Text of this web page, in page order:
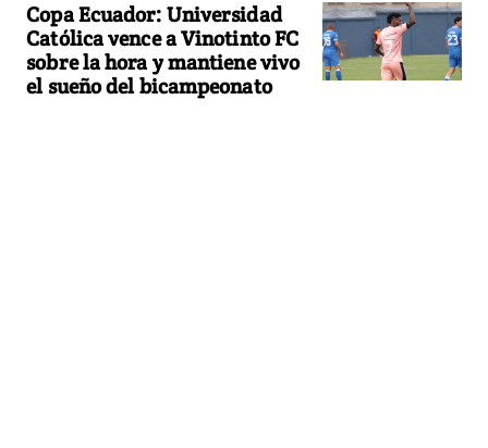
Copa Ecuador: Universidad
Católica vence a Vinotinto FC
sobre la hora y mantiene vivo
el sueño del bicampeonato